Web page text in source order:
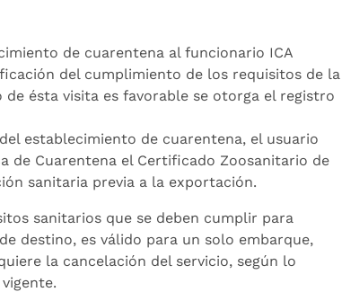
de cuarentena al funcionario ICA
del cumplimiento de los requisitos de la
de ésta visita es favorable se otorga el registro
establecimiento de cuarentena, el usuario
de Cuarentena el Certificado Zoosanitario de
sanitaria previa a la exportación.
sanitarios que se deben cumplir para
destino, es válido para un solo embarque,
la cancelación del servicio, según lo